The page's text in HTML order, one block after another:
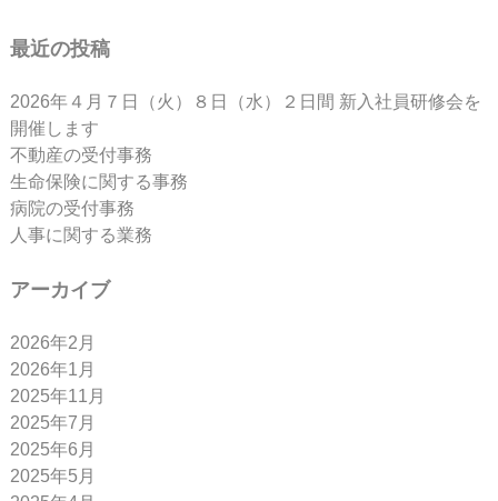
最近の投稿
2026年４月７日（火）８日（水）２日間 新入社員研修会を
開催します
不動産の受付事務
生命保険に関する事務
病院の受付事務
人事に関する業務
アーカイブ
2026年2月
2026年1月
2025年11月
2025年7月
2025年6月
2025年5月